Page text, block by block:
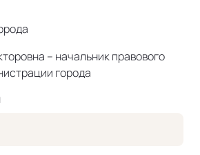
– начальник правового
города